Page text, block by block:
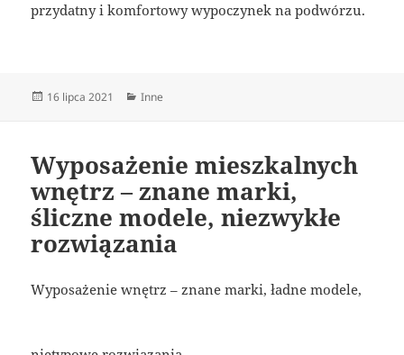
przydatny i komfortowy wypoczynek na podwórzu.
Data
16 lipca 2021 Kategorie
Inne
Wyposażenie mieszkalnych
wnętrz – znane marki,
śliczne modele, niezwykłe
rozwiązania
Wyposażenie wnętrz – znane marki, ładne modele,